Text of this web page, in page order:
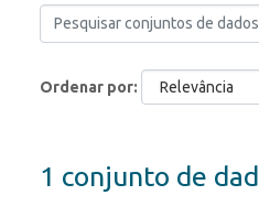
Ordenar por
1 conjunto de